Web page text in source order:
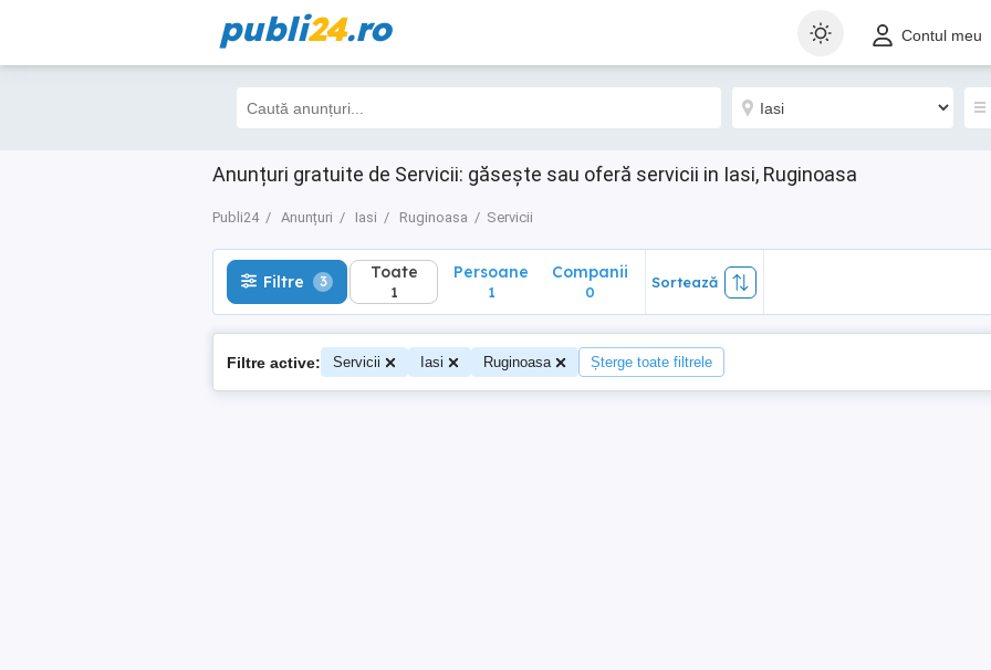
publi24.ro Contul meu
Anunțuri gratuite de Servicii: găsește sau oferă servicii in Iasi, Ruginoasa
Publi24 Anunțuri Iasi Ruginoasa Servicii
Filtre 3 Toate
1
Filtre 3 Toate
1
Persoane
1
Companii
0
Sortează
Filtre active: Servicii Iasi Ruginoasa Șterge toate filtrele